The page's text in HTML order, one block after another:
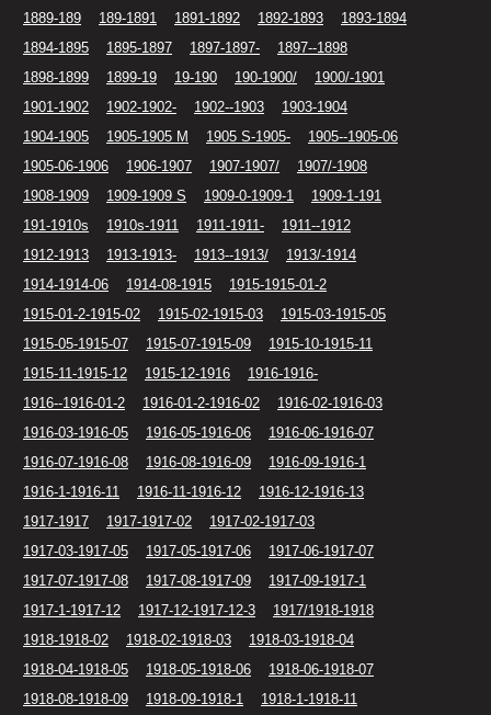
1889-189
189-1891 1891-1892 1892-1893
1893-1894
1894-1895
1895-1897 1897-1897-
1897--1898
1898-1899
1899-19 19-190 190-1900/
1900/-1901
1901-1902
1902-1902- 1902--1903
1903-1904
1904-1905
1905-1905 M 1905 S-1905-
1905--1905-06
1905-06-1906
1906-1907 1907-1907/
1907/-1908
1908-1909
1909-1909 S 1909-0-1909-1
1909-1-191
191-1910s
1910s-1911 1911-1911-
1911--1912
1912-1913
1913-1913- 1913--1913/
1913/-1914
1914-1914-06
1914-08-1915
1915-1915-01-2
1915-01-2-1915-02
1915-02-1915-03
1915-03-1915-05
1915-05-1915-07
1915-07-1915-09
1915-10-1915-11
1915-11-1915-12
1915-12-1916
1916-1916-
1916--1916-01-2
1916-01-2-1916-02
1916-02-1916-03
1916-03-1916-05
1916-05-1916-06
1916-06-1916-07
1916-07-1916-08
1916-08-1916-09
1916-09-1916-1
1916-1-1916-11
1916-11-1916-12
1916-12-1916-13
1917-1917
1917-1917-02
1917-02-1917-03
1917-03-1917-05
1917-05-1917-06
1917-06-1917-07
1917-07-1917-08
1917-08-1917-09
1917-09-1917-1
1917-1-1917-12
1917-12-1917-12-3
1917/1918-1918
1918-1918-02
1918-02-1918-03
1918-03-1918-04
1918-04-1918-05
1918-05-1918-06
1918-06-1918-07
1918-08-1918-09
1918-09-1918-1
1918-1-1918-11